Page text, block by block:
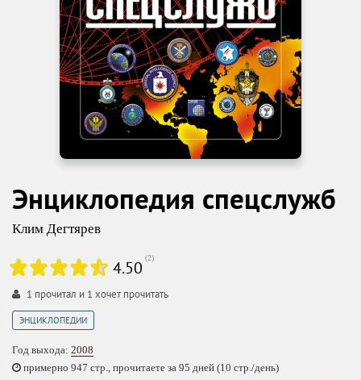
Энциклопедия спецслужб
Клим Дегтярев
4.50 (2)
1 прочитал и 1 хочет прочитать
ЭНЦИКЛОПЕДИИ
Год выхода: 2008
примерно 947 стр., прочитаете за 95 дней (10 стр./день)